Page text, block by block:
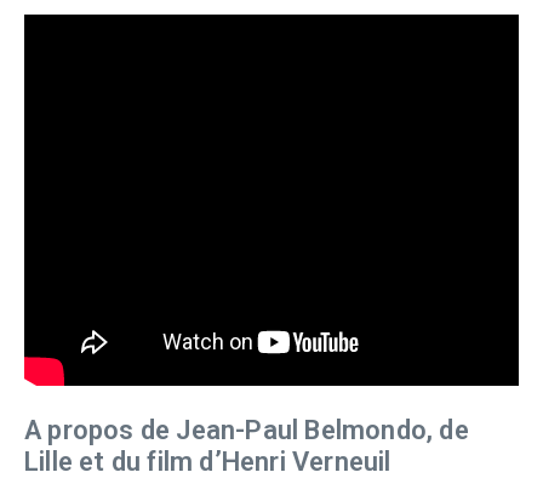
A propos de Jean-Paul Belmondo, de
Lille et du film d’Henri Verneuil